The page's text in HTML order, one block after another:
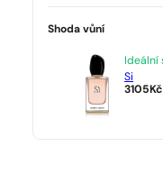
Shoda vůní
Ideální
Si
3105 Kč